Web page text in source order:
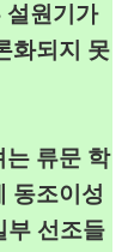
설원기가
화되지 못
는 류문 학
동조이성
부 선조들